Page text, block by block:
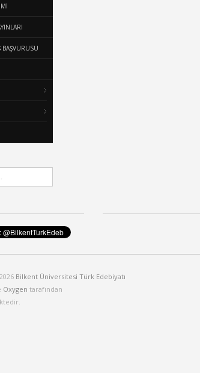
BAŞVURUSU
Bilkent Üniversitesi Türk Edebiyatı
Oxygen tarafından